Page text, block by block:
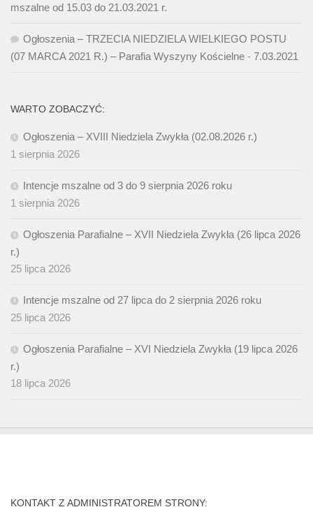
mszalne od 15.03 do 21.03.2021 r.
Ogłoszenia – TRZECIA NIEDZIELA WIELKIEGO POSTU
(07 MARCA 2021 R.) – Parafia Wyszyny Kościelne - 7.03.2021
WARTO ZOBACZYĆ:
Ogłoszenia – XVIII Niedziela Zwykła (02.08.2026 r.)
1 sierpnia 2026
Intencje mszalne od 3 do 9 sierpnia 2026 roku
1 sierpnia 2026
Ogłoszenia Parafialne – XVII Niedziela Zwykła (26 lipca 2026
r.)
25 lipca 2026
Intencje mszalne od 27 lipca do 2 sierpnia 2026 roku
25 lipca 2026
Ogłoszenia Parafialne – XVI Niedziela Zwykła (19 lipca 2026
r.)
18 lipca 2026
KONTAKT Z ADMINISTRATOREM STRONY: